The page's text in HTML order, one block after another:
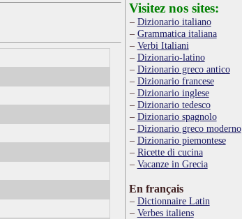
Visitez nos sites:
Dizionario italiano
Grammatica italiana
Verbi Italiani
Dizionario-latino
Dizionario greco antico
Dizionario francese
Dizionario inglese
Dizionario tedesco
Dizionario spagnolo
Dizionario greco moderno
Dizionario piemontese
Ricette di cucina
Vacanze in Grecia
En français
Dictionnaire Latin
Verbes italiens